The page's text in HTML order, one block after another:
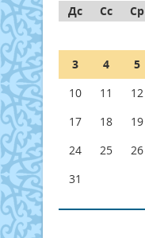
Дс
Сс Ср
3
4 5
10
11 12
17
18 19
24
25 26
31